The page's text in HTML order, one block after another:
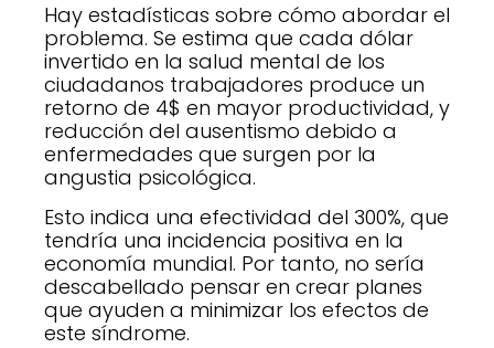
Hay estadísticas sobre cómo abordar el
problema. Se estima que cada dólar
invertido en la salud mental de los
ciudadanos trabajadores produce un
retorno de 4$ en mayor productividad, y
reducción del ausentismo debido a
enfermedades que surgen por la
angustia psicológica.
Esto indica una efectividad del 300%, que
tendría una incidencia positiva en la
economía mundial. Por tanto, no sería
descabellado pensar en crear planes
que ayuden a minimizar los efectos de
este síndrome.